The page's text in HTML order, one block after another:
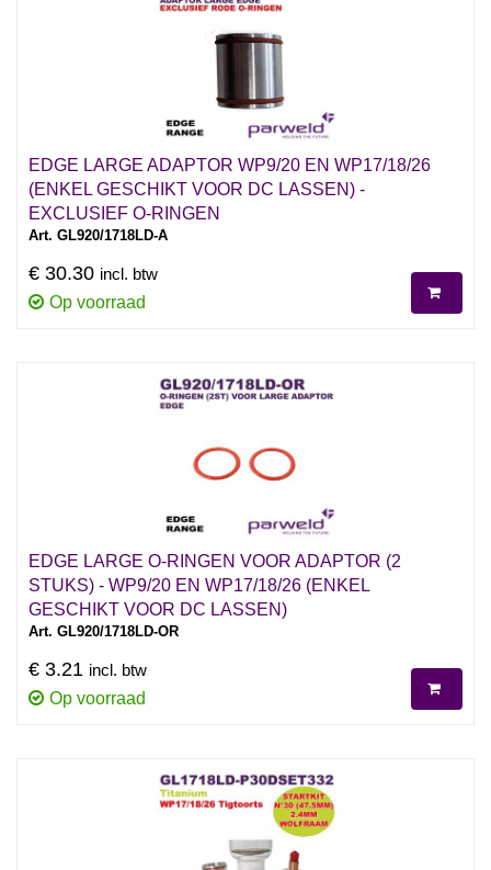
EDGE LARGE ADAPTOR WP9/20 EN WP17/18/26
(ENKEL GESCHIKT VOOR DC LASSEN) -
EXCLUSIEF O-RINGEN
Art. GL920/1718LD-A
€ 30.30 incl. btw
Op voorraad
EDGE LARGE O-RINGEN VOOR ADAPTOR (2
STUKS) - WP9/20 EN WP17/18/26 (ENKEL
GESCHIKT VOOR DC LASSEN)
Art. GL920/1718LD-OR
€ 3.21 incl. btw
Op voorraad